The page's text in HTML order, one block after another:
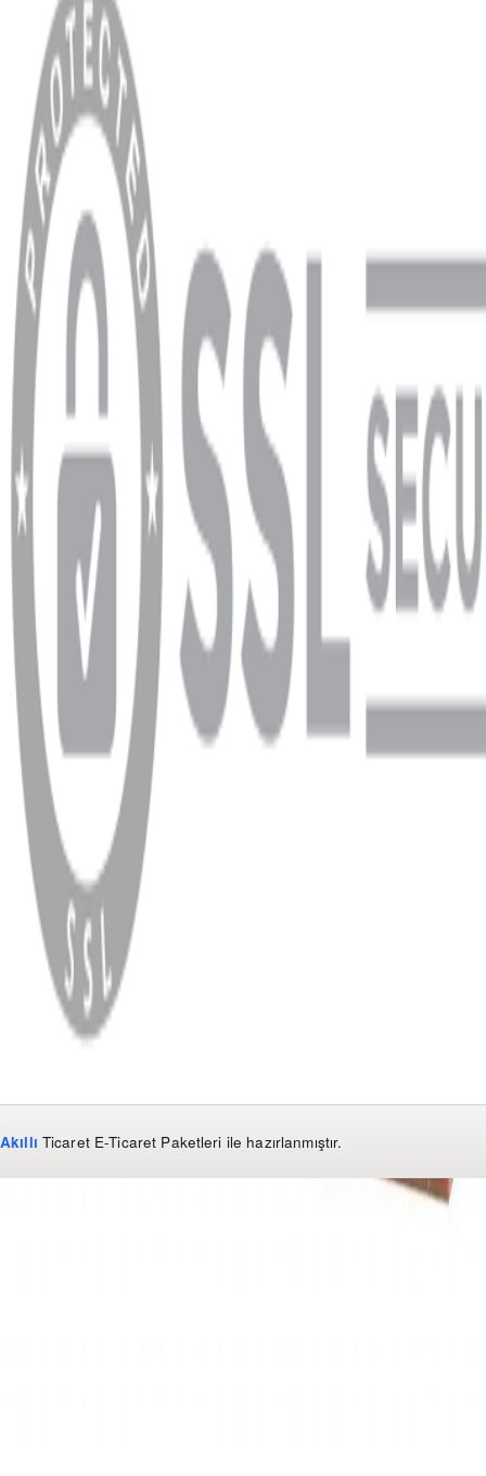
Anasayfa
Hakkımızda
Blog
MÜŞTERİ HİZMETLERİ
Hesabım
Sipariş Sorgulama
Banka Hesap Bilgileri
YARDIM VE DESTEK
Ödeme ve Teslimat Şartları
Garanti ve İade Şartları
info@dukkanhifi.com
0850 441 40 44
info@dukkanhifi.com 0850 441 40 44
Çalışma Saatleri: Pazartesi - Cuma 09:30 - 19:30, Cumartesi 10:00 - 18:00
WhatsApp Facebook
Copyright
2026 Dükkan Hifi
Akıllı Ticaret E-Ticaret Paketleri ile hazırlanmıştır.